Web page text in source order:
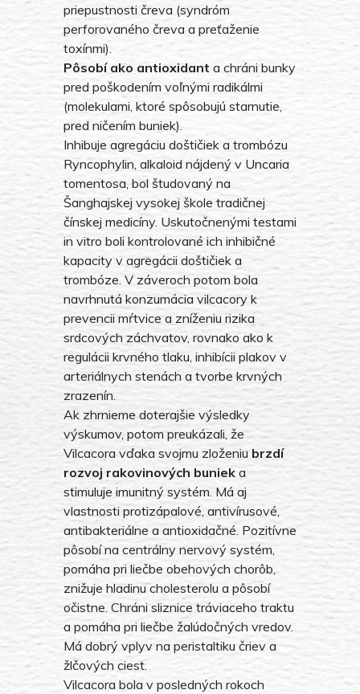
priepustnosti čreva (syndróm
perforovaného čreva a preťaženie
toxínmi).
Pôsobí ako antioxidant a chráni bunky
pred poškodením voľnými radikálmi
(molekulami, ktoré spôsobujú starnutie,
pred ničením buniek).
Inhibuje agregáciu doštičiek a trombózu
Ryncophylin, alkaloid nájdený v Uncaria
tomentosa, bol študovaný na
Šanghajskej vysokej škole tradičnej
čínskej medicíny. Uskutočnenými testami
in vitro boli kontrolované ich inhibičné
kapacity v agregácii doštičiek a
trombóze. V záveroch potom bola
navrhnutá konzumácia vilcacory k
prevencii mŕtvice a zníženiu rizika
srdcových záchvatov, rovnako ako k
regulácii krvného tlaku, inhibícii plakov v
arteriálnych stenách a tvorbe krvných
zrazenín.
Ak zhrnieme doterajšie výsledky
výskumov, potom preukázali, že
Vilcacora vďaka svojmu zloženiu brzdí
rozvoj rakovinových buniek a
stimuluje imunitný systém. Má aj
vlastnosti protizápalové, antivírusové,
antibakteriálne a antioxidačné. Pozitívne
pôsobí na centrálny nervový systém,
pomáha pri liečbe obehových chorôb,
znižuje hladinu cholesterolu a pôsobí
očistne. Chráni sliznice tráviaceho traktu
a pomáha pri liečbe žalúdočných vredov.
Má dobrý vplyv na peristaltiku čriev a
žlčových ciest.
Vilcacora bola v posledných rokoch